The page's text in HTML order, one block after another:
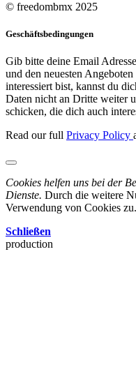
© freedombmx 2025
Geschäftsbedingungen
Gib bitte deine Email
und den neuesten
interessiert bist, kannst du
Daten nicht an Dritte weiter
schicken, die dich auch
Read our full Privacy Policy
Cookies helfen uns bei der
Dienste. Durch die weitere
Verwendung von Cookies zu.
Schließen
production